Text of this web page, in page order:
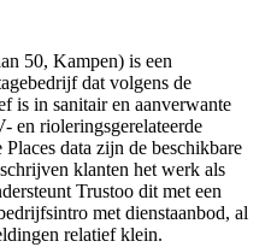
50, Kampen) is een
dat volgens de
is in sanitair en aanverwante
en rioleringsgerelateerde
data zijn de beschikbare
klanten het werk als
Trustoo dit met een
met dienstaanbod, al
relatief klein.